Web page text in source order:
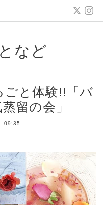
など
ごと体験!!「バ
留の会」
09:35